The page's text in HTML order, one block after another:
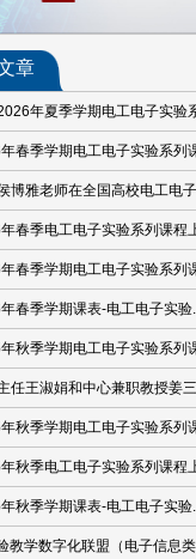
章
年夏季学期电工电子实验
春季学期电工电子实验系列
博雅老师在全国高校电工电
春季电工电子实验系列课程
春季学期电工电子实验系列
春季学期课表-电工电子实验
秋季学期电工电子实验系列
任王淑娟和中心兼职教授姜
秋季学期电工电子实验系列
秋季电工电子实验系列课程
秋季学期课表-电工电子实验
教学数字化联盟（电子信息